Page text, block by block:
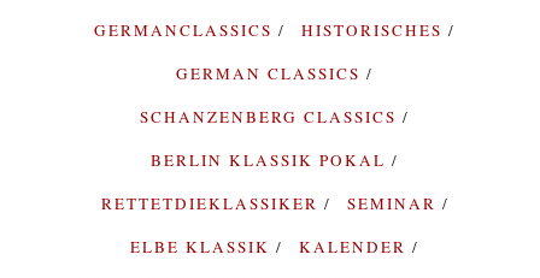
GERMANCLASSICS
HISTORISCHES
GERMAN CLASSICS
SCHANZENBERG CLASSICS
BERLIN KLASSIK POKAL
RETTETDIEKLASSIKER
SEMINAR
ELBE KLASSIK
KALENDER